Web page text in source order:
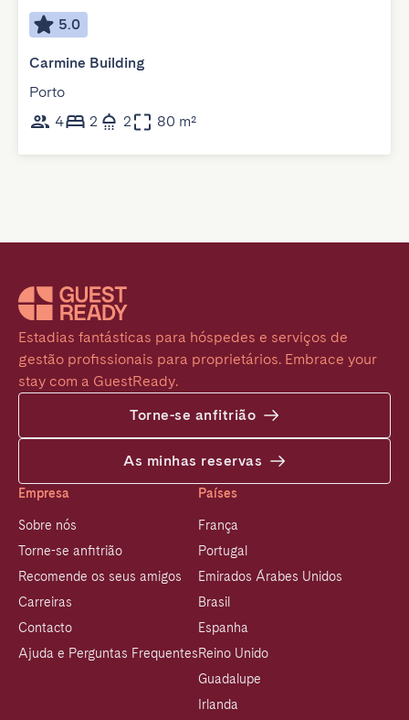
5.0
Carmine Building
Porto
4
2 2 80 m²
Estadias fantásticas para hóspedes e serviços de
gestão profissionais para proprietários. Embrace your
stay com a GuestReady.
Torne-se anfitrião
As minhas reservas
Empresa
Sobre nós
Torne-se anfitrião
Recomende os seus amigos
Carreiras
Contacto
Ajuda e Perguntas Frequentes
Países
França
Portugal
Emirados Árabes Unidos
Brasil
Espanha
Reino Unido
Guadalupe
Irlanda